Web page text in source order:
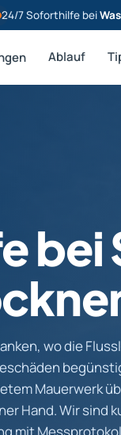
24/7 Soforthilfe bei
Ablauf
bei
wo die
Mauerwerk
Hand. Wir sind
mit